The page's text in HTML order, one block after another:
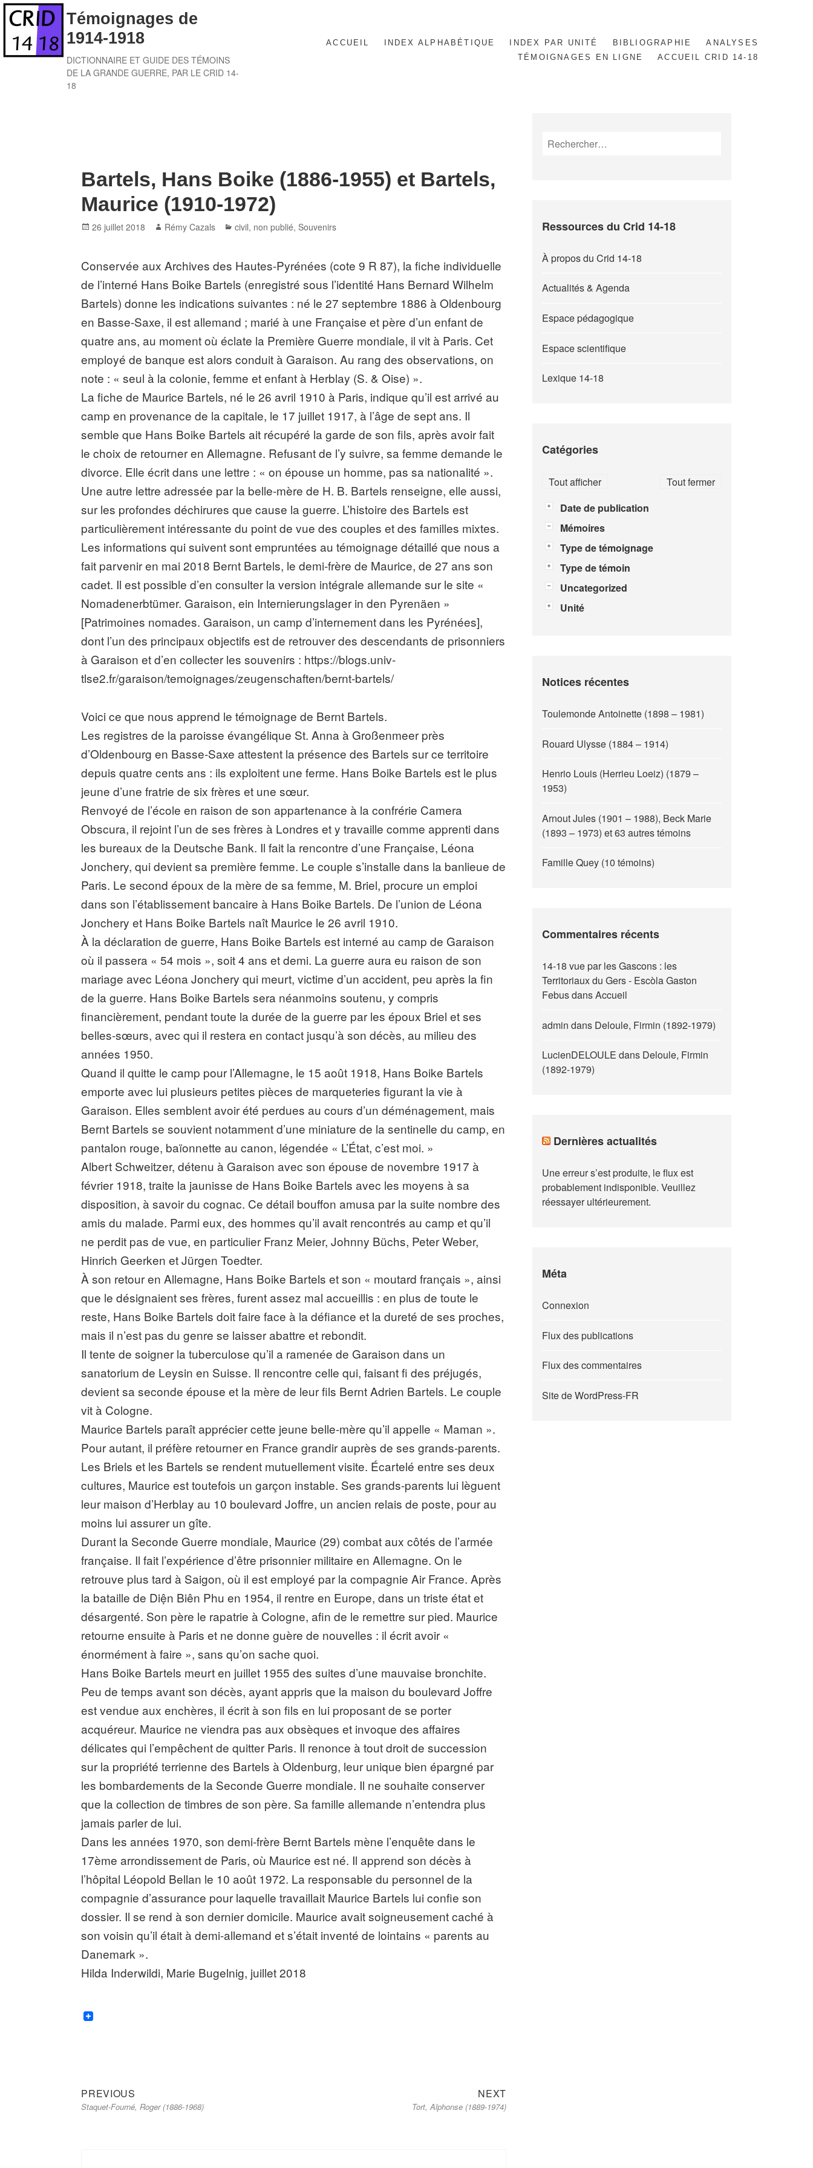
Skip
content
Témoignages de
1914-1918
DICTIONNAIRE ET GUIDE DES TÉMOINS
DE LA GRANDE GUERRE, PAR LE CRID 14-
18
ACCUEIL INDEX ALPHABÉTIQUE INDEX PAR UNITÉ BIBLIOGRAPHIE
ANALYSES
TÉMOIGNAGES EN LIGNE
ACCUEIL CRID 14-18
Bartels, Hans Boike (1886-1955) et Bartels,
Maurice (1910-1972)
Posted
26 juillet 2018 Author
Rémy Cazals Categories
civil, non publié,Souvenirs
Conservée aux Archives des Hautes-Pyrénées (cote 9 R 87), la fiche individuelle
de l’interné Hans Boike Bartels (enregistré sous l’identité Hans Bernard Wilhelm
Bartels) donne les indications suivantes : né le 27 septembre 1886 à Oldenbourg
en Basse-Saxe, il est allemand ; marié à une Française et père d’un enfant de
quatre ans, au moment où éclate la Première Guerre mondiale, il vit à Paris. Cet
employé de banque est alors conduit à Garaison. Au rang des observations, on
note : « seul à la colonie, femme et enfant à Herblay (S. & Oise) ».
La fiche de Maurice Bartels, né le 26 avril 1910 à Paris, indique qu’il est arrivé au
camp en provenance de la capitale, le 17 juillet 1917, à l’âge de sept ans. Il
semble que Hans Boike Bartels ait récupéré la garde de son fils, après avoir fait
le choix de retourner en Allemagne. Refusant de l’y suivre, sa femme demande le
divorce. Elle écrit dans une lettre : « on épouse un homme, pas sa nationalité ».
Une autre lettre adressée par la belle-mère de H. B. Bartels renseigne, elle aussi,
sur les profondes déchirures que cause la guerre. L’histoire des Bartels est
particulièrement intéressante du point de vue des couples et des familles mixtes.
Les informations qui suivent sont empruntées au témoignage détaillé que nous a
fait parvenir en mai 2018 Bernt Bartels, le demi-frère de Maurice, de 27 ans son
cadet. Il est possible d’en consulter la version intégrale allemande sur le site «
Nomadenerbtümer. Garaison, ein Internierungslager in den Pyrenäen »
[Patrimoines nomades. Garaison, un camp d’internement dans les Pyrénées],
dont l’un des principaux objectifs est de retrouver des descendants de prisonniers
à Garaison et d’en collecter les souvenirs : https://blogs.univ-
tlse2.fr/garaison/temoignages/zeugenschaften/bernt-bartels/
Voici ce que nous apprend le témoignage de Bernt Bartels.
Les registres de la paroisse évangélique St. Anna à Großenmeer près
d’Oldenbourg en Basse-Saxe attestent la présence des Bartels sur ce territoire
depuis quatre cents ans : ils exploitent une ferme. Hans Boike Bartels est le plus
jeune d’une fratrie de six frères et une sœur.
Renvoyé de l’école en raison de son appartenance à la confrérie Camera
Obscura, il rejoint l’un de ses frères à Londres et y travaille comme apprenti dans
les bureaux de la Deutsche Bank. Il fait la rencontre d’une Française, Léona
Jonchery, qui devient sa première femme. Le couple s’installe dans la banlieue de
Paris. Le second époux de la mère de sa femme, M. Briel, procure un emploi
dans son l’établissement bancaire à Hans Boike Bartels. De l’union de Léona
Jonchery et Hans Boike Bartels naît Maurice le 26 avril 1910.
À la déclaration de guerre, Hans Boike Bartels est interné au camp de Garaison
où il passera « 54 mois », soit 4 ans et demi. La guerre aura eu raison de son
mariage avec Léona Jonchery qui meurt, victime d’un accident, peu après la fin
de la guerre. Hans Boike Bartels sera néanmoins soutenu, y compris
financièrement, pendant toute la durée de la guerre par les époux Briel et ses
belles-sœurs, avec qui il restera en contact jusqu’à son décès, au milieu des
années 1950.
Quand il quitte le camp pour l’Allemagne, le 15 août 1918, Hans Boike Bartels
emporte avec lui plusieurs petites pièces de marqueteries figurant la vie à
Garaison. Elles semblent avoir été perdues au cours d’un déménagement, mais
Bernt Bartels se souvient notamment d’une miniature de la sentinelle du camp, en
pantalon rouge, baïonnette au canon, légendée « L’État, c’est moi. »
Albert Schweitzer, détenu à Garaison avec son épouse de novembre 1917 à
février 1918, traite la jaunisse de Hans Boike Bartels avec les moyens à sa
disposition, à savoir du cognac. Ce détail bouffon amusa par la suite nombre des
amis du malade. Parmi eux, des hommes qu’il avait rencontrés au camp et qu’il
ne perdit pas de vue, en particulier Franz Meier, Johnny Büchs, Peter Weber,
Hinrich Geerken et Jürgen Toedter.
À son retour en Allemagne, Hans Boike Bartels et son « moutard français », ainsi
que le désignaient ses frères, furent assez mal accueillis : en plus de toute le
reste, Hans Boike Bartels doit faire face à la défiance et la dureté de ses proches,
mais il n’est pas du genre se laisser abattre et rebondit.
Il tente de soigner la tuberculose qu’il a ramenée de Garaison dans un
sanatorium de Leysin en Suisse. Il rencontre celle qui, faisant fi des préjugés,
devient sa seconde épouse et la mère de leur fils Bernt Adrien Bartels. Le couple
vit à Cologne.
Maurice Bartels paraît apprécier cette jeune belle-mère qu’il appelle « Maman ».
Pour autant, il préfère retourner en France grandir auprès de ses grands-parents.
Les Briels et les Bartels se rendent mutuellement visite. Écartelé entre ses deux
cultures, Maurice est toutefois un garçon instable. Ses grands-parents lui lèguent
leur maison d’Herblay au 10 boulevard Joffre, un ancien relais de poste, pour au
moins lui assurer un gîte.
Durant la Seconde Guerre mondiale, Maurice (29) combat aux côtés de l’armée
française. Il fait l’expérience d’être prisonnier militaire en Allemagne. On le
retrouve plus tard à Saigon, où il est employé par la compagnie Air France. Après
la bataille de Diện Biên Phu en 1954, il rentre en Europe, dans un triste état et
désargenté. Son père le rapatrie à Cologne, afin de le remettre sur pied. Maurice
retourne ensuite à Paris et ne donne guère de nouvelles : il écrit avoir «
énormément à faire », sans qu’on sache quoi.
Hans Boike Bartels meurt en juillet 1955 des suites d’une mauvaise bronchite.
Peu de temps avant son décès, ayant appris que la maison du boulevard Joffre
est vendue aux enchères, il écrit à son fils en lui proposant de se porter
acquéreur. Maurice ne viendra pas aux obsèques et invoque des affaires
délicates qui l’empêchent de quitter Paris. Il renonce à tout droit de succession
sur la propriété terrienne des Bartels à Oldenburg, leur unique bien épargné par
les bombardements de la Seconde Guerre mondiale. Il ne souhaite conserver
que la collection de timbres de son père. Sa famille allemande n’entendra plus
jamais parler de lui.
Dans les années 1970, son demi-frère Bernt Bartels mène l’enquête dans le
17ème arrondissement de Paris, où Maurice est né. Il apprend son décès à
l’hôpital Léopold Bellan le 10 août 1972. La responsable du personnel de la
compagnie d’assurance pour laquelle travaillait Maurice Bartels lui confie son
dossier. Il se rend à son dernier domicile. Maurice avait soigneusement caché à
son voisin qu’il était à demi-allemand et s’était inventé de lointains « parents au
Danemark ».
Hilda Inderwildi, Marie Bugelnig, juillet 2018
Navigation
de
PREVIOUS
post:
Staquet-Fourné, Roger (1886-1968)
NEXTNext
post:
Tort, Alphonse (1889-1974)
Rechercher :
Ressources du Crid 14-18
À propos du Crid 14-18
Actualités & Agenda
Espace pédagogique
Espace scientifique
Lexique 14-18
Catégories
Tout fermer
Tout afficher
Date de publication
Mémoires
Type de témoignage
Type de témoin
Uncategorized
Unité
Notices récentes
Toulemonde Antoinette (1898 – 1981)
Rouard Ulysse (1884 – 1914)
Henrio Louis (Herrieu Loeiz) (1879 –
1953)
Arnout Jules (1901 – 1988), Beck Marie
(1893 – 1973) et 63 autres témoins
Famille Quey (10 témoins)
Commentaires récents
14-18 vue par les Gascons : les
Territoriaux du Gers - Escòla Gaston
FebusdansAccueil
admin dans Deloule, Firmin (1892-1979)
LucienDELOULE dans Deloule, Firmin
(1892-1979)
Dernières actualités
Une erreur s’est produite, le flux est
probablement indisponible. Veuillez
réessayer ultérieurement.
Méta
Connexion
Flux des publications
Flux des commentaires
Site de WordPress-FR